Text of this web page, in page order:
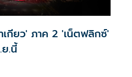
กียว' ภาค 2 'เน็ตฟลิกซ์'
.นี้